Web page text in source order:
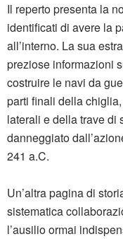
Il reperto presenta la
identificati di avere la
all’interno. La sua
preziose informazioni
costruire le navi da
parti finali della
laterali e della trave di
danneggiato
241 a.C.
Un’altra pagina di
sistematica
l’ausilio ormai